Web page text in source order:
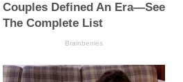
Couples Defined An Era—See
The Complete List
Brainberries